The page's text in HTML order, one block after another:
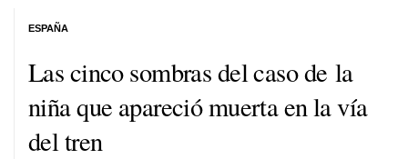
Las cinco sombras del caso de la
niña que apareció muerta en la vía
del tren
ESPAÑA